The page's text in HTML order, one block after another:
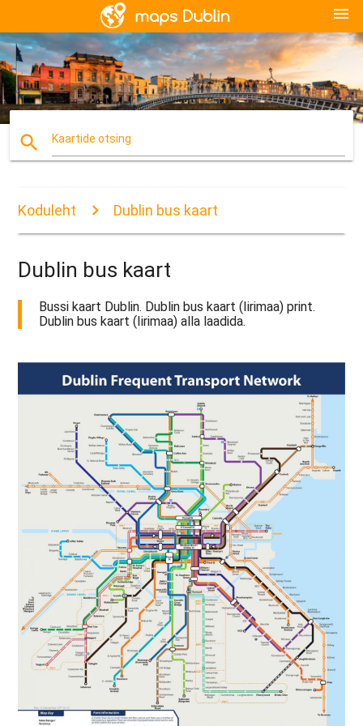
menu
search Kaartide otsing
Koduleht Dublin bus kaart
Dublin bus kaart
Bussi kaart Dublin. Dublin bus kaart (Iirimaa) print.
Dublin bus kaart (Iirimaa) alla laadida.